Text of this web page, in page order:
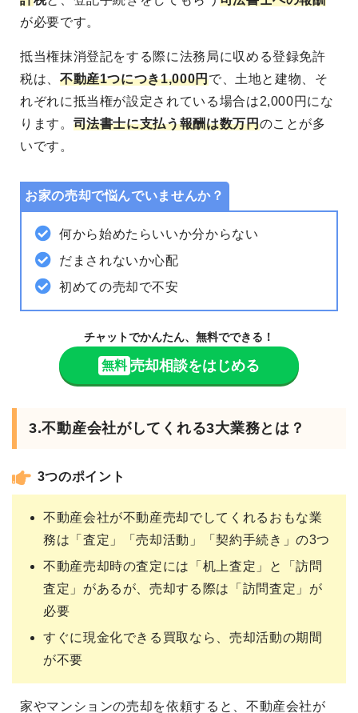
が必要です。
抵当権抹消登記をする際に法務局に収める登録免許
税は、 不動産1つにつき1,000円で、土地と建物、そ
れぞれに抵当権が設定されている場合は2,000円にな
ります。 司法書士に支払う報酬は数万円のことが多
いです。
お家の売却で悩んでいませんか？
何から始めたらいいか分からない
だまされないか心配
初めての売却で不安
チャットでかんたん、無料でできる！
無料 売却相談をはじめる
3.不動産会社がしてくれる3大業務とは？
3つのポイント
不動産会社が不動産売却でしてくれるおもな業
務は「査定」「売却活動」「契約手続き」の3つ
不動産売却時の査定には「机上査定」と「訪問
査定」があるが、売却する際は「訪問査定」が
必要
すぐに現金化できる買取なら、売却活動の期間
が不要
家やマンションの売却を依頼すると、不動産会社が